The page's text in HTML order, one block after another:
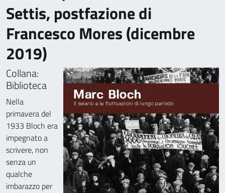
Settis, postfazione di
Francesco Mores (dicembre
2019)
Collana:
Biblioteca
Nella
primavera del
1933 Bloch era
impegnato a
scrivere, non
senza un
qualche
imbarazzo per